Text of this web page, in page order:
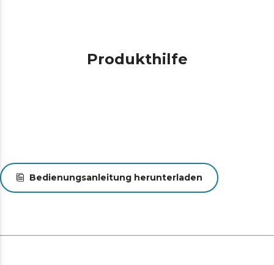
Produkthilfe
Bedienungsanleitung herunterladen